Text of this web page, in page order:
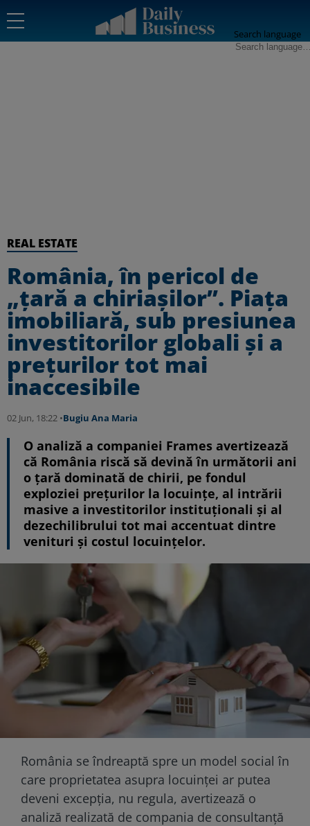
Search language
REAL ESTATE
România, în pericol de
„țară a chiriașilor”. Piața
imobiliară, sub presiunea
investitorilor globali și a
prețurilor tot mai
inaccesibile
02 Jun, 18:22 •Bugiu ⁠Ana Maria
O analiză a companiei Frames avertizează
că România riscă să devină în următorii ani
o țară dominată de chirii, pe fondul
exploziei prețurilor la locuințe, al intrării
masive a investitorilor instituționali și al
dezechilibrului tot mai accentuat dintre
venituri și costul locuințelor.
România se îndreaptă spre un model social în
care proprietatea asupra locuinței ar putea
deveni excepția, nu regula, avertizează o
analiză realizată de compania de consultanță